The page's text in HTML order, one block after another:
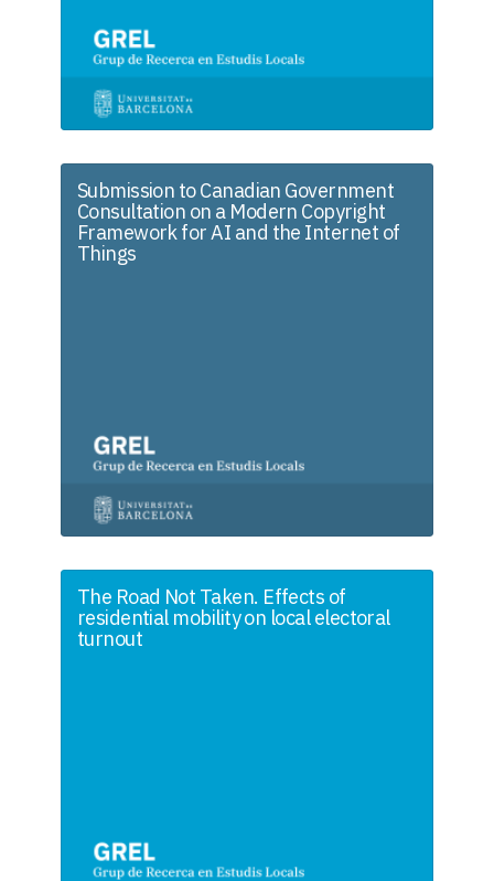
Submission to Canadian Government
Consultation on a Modern Copyright
Framework for AI and the Internet of
Things
The Road Not Taken. Effects of
residential mobility on local electoral
turnout